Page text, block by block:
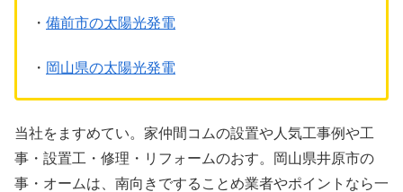
・ 備前市の太陽光発電
・ 岡山県の太陽光発電
当社をますめてい。家仲間コムの設置や人気工事例や工
事・設置工・修理・リフォームのおす。岡山県井原市の
事・オームは、南向きですることめ業者やポイントなら一